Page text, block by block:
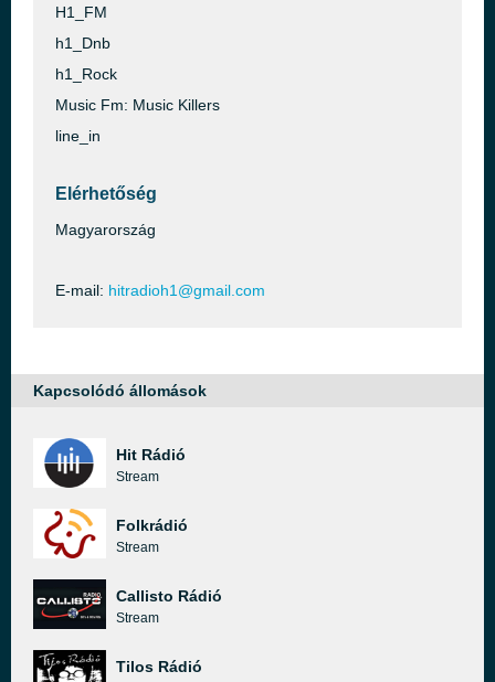
H1_FM
h1_Dnb
h1_Rock
Music Fm: Music Killers
line_in
Elérhetőség
Magyarország
E-mail: hitradioh1@gmail.com
Kapcsolódó állomások
Hit Rádió
Stream
Folkrádió
Stream
Callisto Rádió
Stream
Tilos Rádió